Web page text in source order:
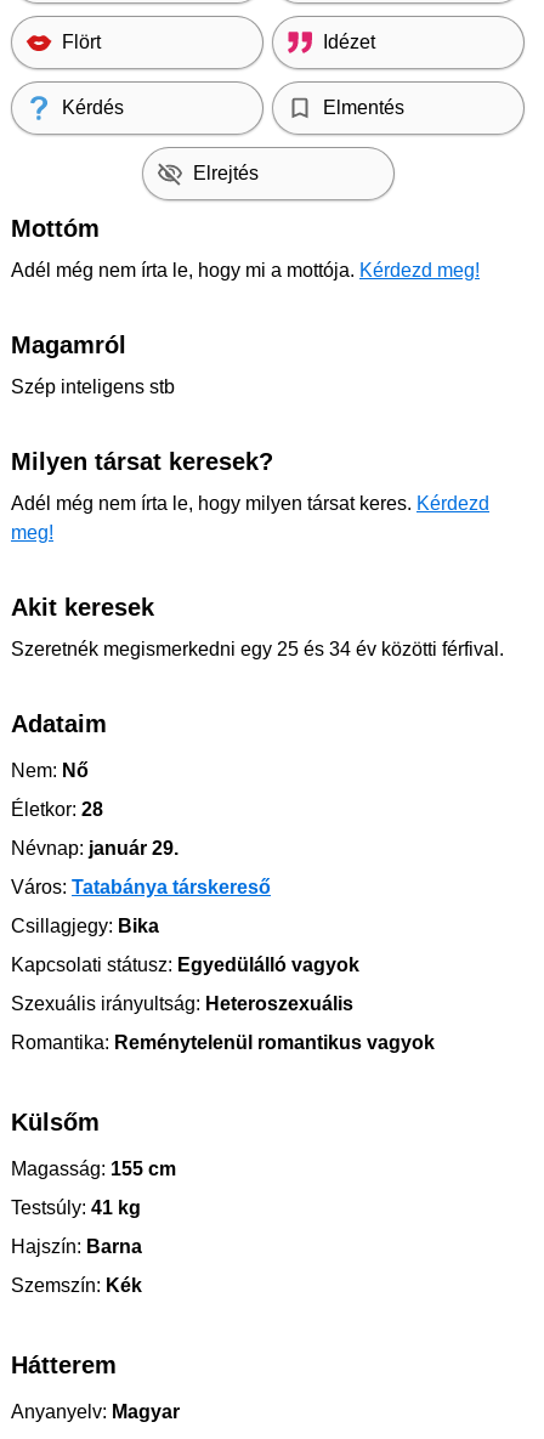
Flört Idézet
Kérdés Elmentés
Elrejtés
Mottóm
Adél még nem írta le, hogy mi a mottója. Kérdezd meg!
Magamról
Szép inteligens stb
Milyen társat keresek?
Adél még nem írta le, hogy milyen társat keres. Kérdezd
meg!
Akit keresek
Szeretnék megismerkedni egy 25 és 34 év közötti férfival.
Adataim
Nem: Nő
Életkor: 28
Névnap: január 29.
Város: Tatabánya társkereső
Csillagjegy: Bika
Kapcsolati státusz: Egyedülálló vagyok
Szexuális irányultság: Heteroszexuális
Romantika: Reménytelenül romantikus vagyok
Külsőm
Magasság: 155 cm
Testsúly: 41 kg
Hajszín: Barna
Szemszín: Kék
Hátterem
Anyanyelv: Magyar